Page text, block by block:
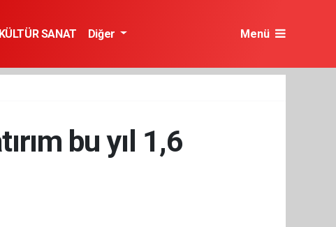
KÜLTÜR SANAT Diğer Menü
bu yıl 1,6